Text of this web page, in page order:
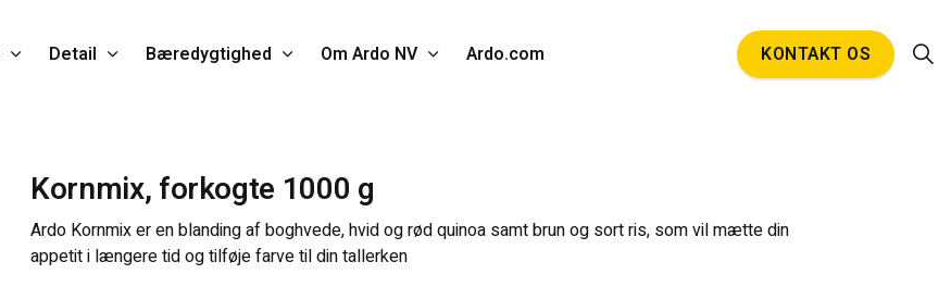
Detail Bæredygtighed Om Ardo NV Ardo.com KONTAKT OS
Kornmix, forkogte 1000 g
Ardo Kornmix er en blanding af boghvede, hvid og rød quinoa samt brun og sort ris, som vil mætte din
appetit i længere tid og tilføje farve til din tallerken